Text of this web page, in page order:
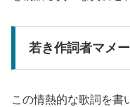
若き作詞者マメ
この情熱的な歌詞を書